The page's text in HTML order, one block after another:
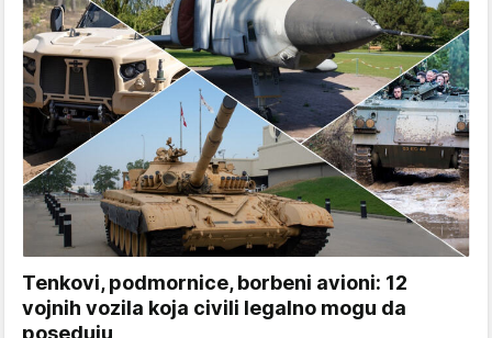
Tenkovi, podmornice, borbeni avioni: 12
vojnih vozila koja civili legalno mogu da
poseduju